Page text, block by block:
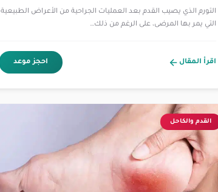
التورم الذي يصيب القدم بعد العمليات الجراحية من الأعراض الطبيعية
التي يمر بها المرضى، على الرغم من ذلك…
اقرأ المقال احجز موعد
القدم والكاحل